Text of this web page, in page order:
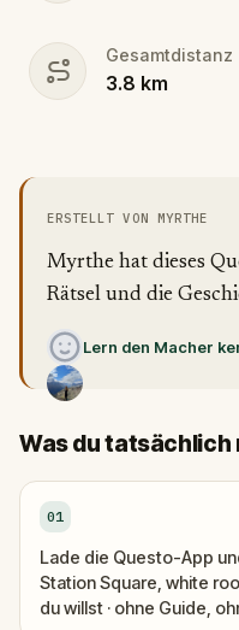
Gesamtdistanz
3.8 km
ERSTELLT VON MYRTHE
Myrthe hat dieses
Rätsel und die
Lern den Macher
Was du tatsächlich
01
Lade die Questo-App
Station Square, white
du willst · ohne Guide,